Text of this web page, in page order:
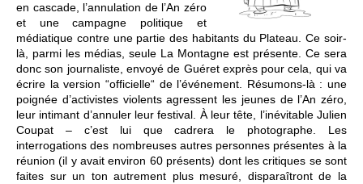
en cascade, l’annulation de l’An zéro
et une campagne politique et
médiatique contre une partie des habitants du Plateau. Ce soir-
là, parmi les médias, seule La Montagne est présente. Ce sera
donc son journaliste, envoyé de Guéret exprès pour cela, qui va
écrire la version “officielle“ de l’événement. Résumons-là : une
poignée d’activistes violents agressent les jeunes de l’An zéro,
leur intimant d’annuler leur festival. À leur tête, l’inévitable Julien
Coupat – c’est lui que cadrera le photographe. Les
interrogations des nombreuses autres personnes présentes à la
réunion (il y avait environ 60 présents) dont les critiques se sont
faites sur un ton autrement plus mesuré, disparaîtront de la